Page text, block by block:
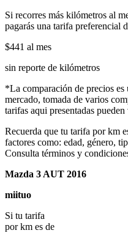
Si recorres más kilómetros al
pagarás una tarifa preferencial
$441 al mes
sin reporte de kilómetros
*La comparación de precios es
mercado, tomada de varios
tarifas aqui presentadas pueden
Recuerda que tu tarifa por km
factores como: edad, género,
Consulta términos y
Mazda 3 AUT 2016
miituo
Si tu tarifa
por km es de